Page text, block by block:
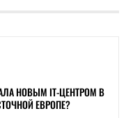
НОВЫМ IT-ЦЕНТРОМ В
ЕВРОПЕ?